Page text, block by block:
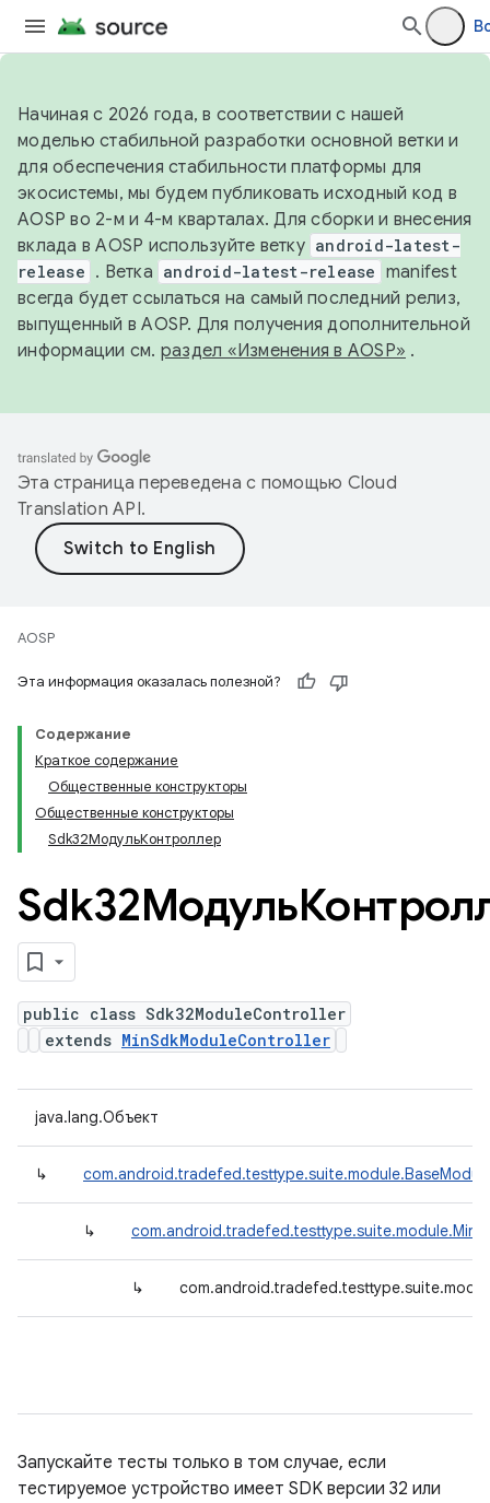
Начиная с 2026 года, в соответствии с нашей
моделью стабильной разработки основной ветки и
для обеспечения стабильности платформы для
экосистемы, мы будем публиковать исходный код в
AOSP во 2-м и 4-м кварталах. Для сборки и внесения
вклада в AOSP используйте ветку android-latest-
release . Ветка android-latest-release manifest
всегда будет ссылаться на самый последний релиз,
выпущенный в AOSP. Для получения дополнительной
информации см. раздел «Изменения в AOSP» .
Эта страница переведена с помощью Cloud
Translation API.
AOSP
Эта информация оказалась полезной?
Содержание
Краткое содержание
Общественные конструкторы
Общественные конструкторы
Sdk32МодульКонтроллер
public class Sdk32ModuleController
extends MinSdkModuleController
java.lang.Объект
↳
↳
↳
Запускайте тесты только в том случае, если
тестируемое устройство имеет SDK версии 32 или